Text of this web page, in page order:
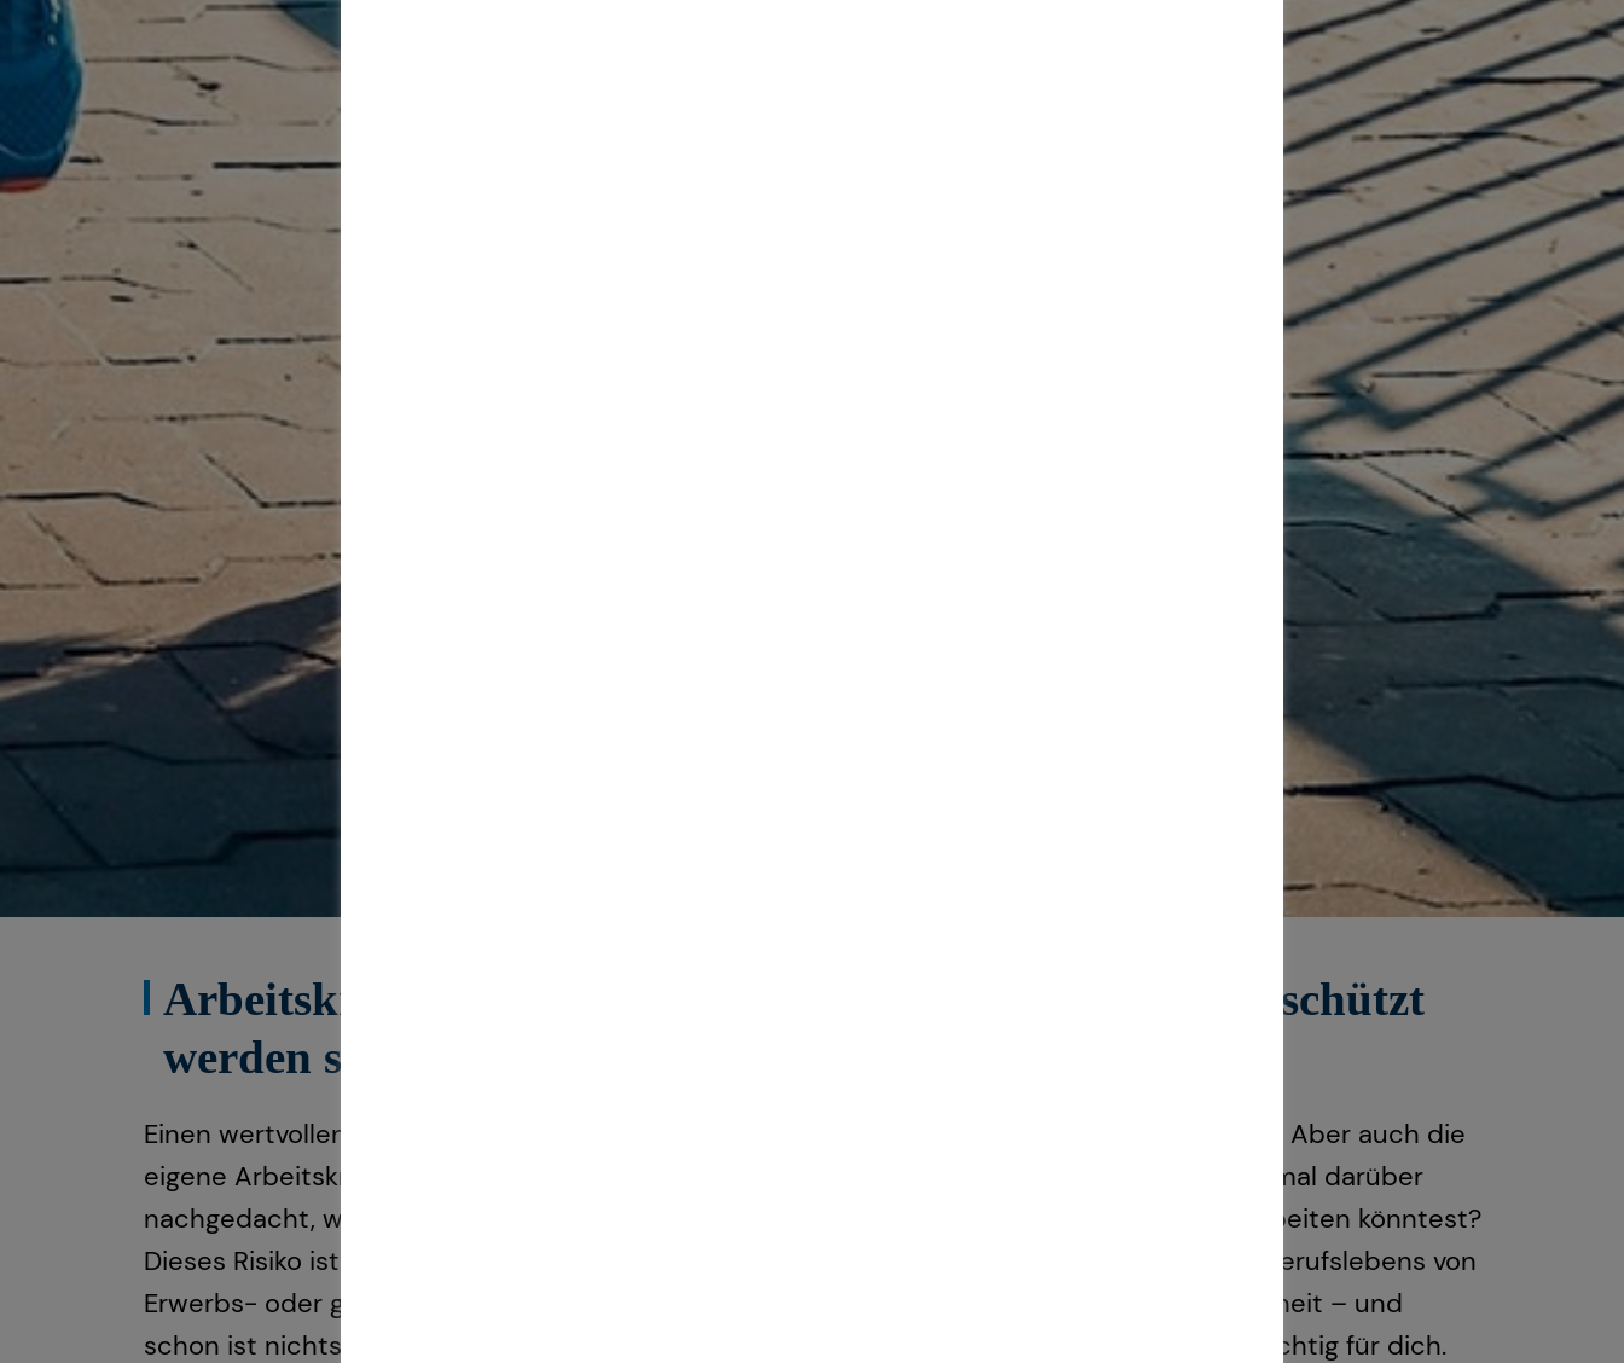
Arbeitskraftabsicherung: Warum deine Arbeitskraft geschützt
werden sollte
Einen wertvollen Gegenstand, das eigene Auto oder die Wohnung versichern? Klingt logisch. Aber auch die
eigene Arbeitskraft sollten erwerbstätige Menschen finanziell absichern. Hast du schon einmal darüber
nachgedacht, was passieren würde, wenn du aus gesundheitlichen Gründen nicht mehr arbeiten könntest?
Dieses Risiko ist viel höher, als die meisten vermuten. Jede vierte Person ist im Laufe ihres Berufslebens von
Erwerbs- oder gar Berufsunfähigkeit bedroht. Ein schlimmer Unfall oder eine schwere Krankheit – und
schon ist nichts mehr, wie es war. Deshalb ist die individuelle Arbeitskraftabsicherung so wichtig für dich.